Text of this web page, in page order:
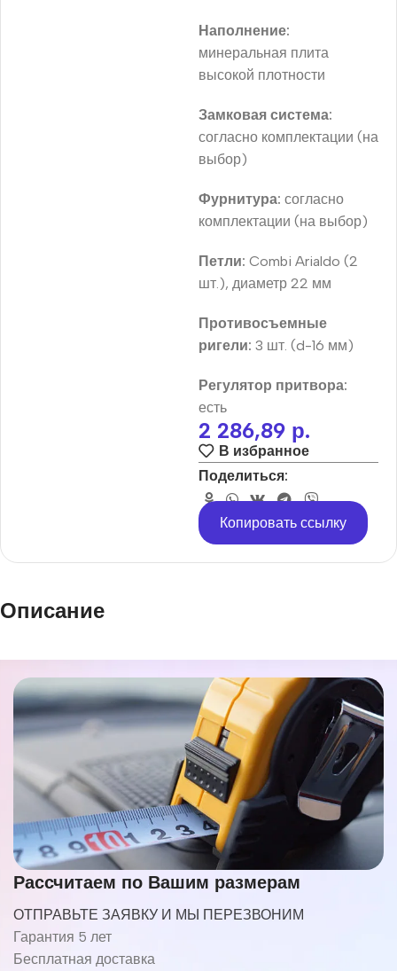
Наполнение:
минеральная плита
высокой плотности
Замковая система:
согласно комплектации (на
выбор)
Фурнитура: согласно
комплектации (на выбор)
Петли: Combi Arialdo (2
шт.), диаметр 22 мм
Противосъемные
ригели: 3 шт. (d-16 мм)
Регулятор притвора:
есть
2 286,89 р.
В избранное
Поделиться:
Копировать ссылку
Описание
Рассчитаем по Вашим размерам
ОТПРАВЬТЕ ЗАЯВКУ И МЫ ПЕРЕЗВОНИМ
Гарантия 5 лет
Бесплатная доставка